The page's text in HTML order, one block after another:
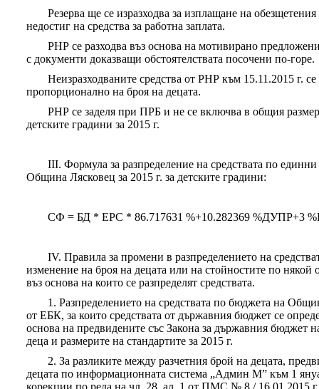
Резерва ще се изразходва за изплащане на
недостиг на средства за работна заплата.
РНР се разходва въз основа на мотивирано
с документи доказващи обстоятелствата посочени по-горе.
Неизразходваните средства от РНР към 15.11.2015 г.
пропорционално на броя на децата.
РНР се заделя при ПРБ и не се включва в общия
детските градини за 2015 г.
III. Формула за разпределение на средствата по
Община Лясковец за 2015 г. за детските градини:
СФ = БД * ЕРС * 86.717631 %+10.282369 %ДУПР+3
IV. Правила за промени в разпределението на
изменение на броя на децата или на стойностите по
въз основа на които се разпределят средствата.
1. Разпределението на средствата по бюджета на
от ЕБК, за които средствата от държавния бюджет се
основа на предвидените със Закона за държавния бюджет
деца и размерите на стандартите за 2015 г.
2. За разликите между разчетния брой на децата,
децата по информационната система „Админ М” към 1
корекции по реда на чл. 28, ал. 1 от ПМС № 8 / 16.01.2015